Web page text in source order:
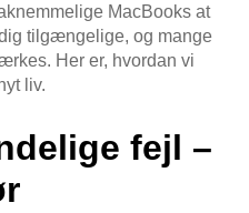
MacBooks at
tilgængelige, og mange
Her er, hvordan vi
liv.
fejl –